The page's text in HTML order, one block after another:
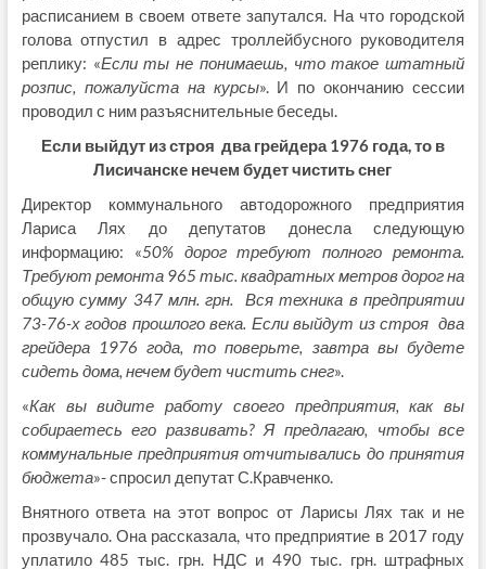
расписанием в своем ответе запутался. На что городской
голова отпустил в адрес троллейбусного руководителя
реплику: «Если ты не понимаешь, что такое штатный
розпис, пожалуйста на курсы». И по окончанию сессии
проводил с ним разъяснительные беседы.
Если выйдут из строя два грейдера 1976 года, то в
Лисичанске нечем будет чистить снег
Директор коммунального автодорожного предприятия
Лариса Лях до депутатов донесла следующую
информацию: «50% дорог требуют полного ремонта.
Требуют ремонта 965 тыс. квадратных метров дорог на
общую сумму 347 млн. грн. Вся техника в предприятии
73-76-х годов прошлого века. Если выйдут из строя два
грейдера 1976 года, то поверьте, завтра вы будете
сидеть дома, нечем будет чистить снег».
«Как вы видите работу своего предприятия, как вы
собираетесь его развивать? Я предлагаю, чтобы все
коммунальные предприятия отчитывались до принятия
бюджета»- спросил депутат С.Кравченко.
Внятного ответа на этот вопрос от Ларисы Лях так и не
прозвучало. Она рассказала, что предприятие в 2017 году
уплатило 485 тыс. грн. НДС и 490 тыс. грн. штрафных